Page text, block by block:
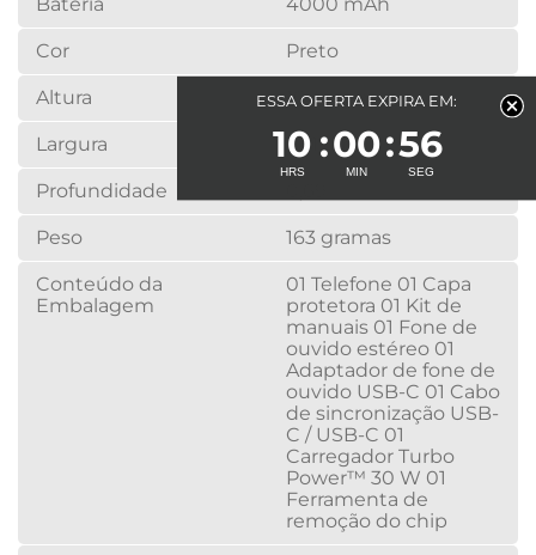
Cor Preto
Altura 16,34 cm
Largura 7,61 cm
Profundidade
Peso 163 gramas
Conteúdo da
Embalagem
01 Telefone 01 Capa
protetora 01 Kit de
manuais 01 Fone de
ouvido estéreo 01
Adaptador de fone de
ouvido USB-C 01 Cabo
de sincronização USB-
C / USB-C 01
Carregador Turbo
Power™ 30 W 01
Ferramenta de
remoção do chip
ESSA OFERTA EXPIRA EM:
10 00 56